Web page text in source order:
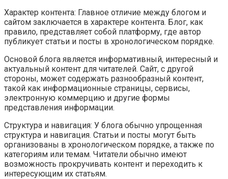
Характер контента: Главное отличие между блогом и
сайтом заключается в характере контента. Блог, как
правило, представляет собой платформу, где автор
публикует статьи и посты в хронологическом порядке.
Основой блога является информативный, интересный и
актуальный контент для читателей. Сайт, с другой
стороны, может содержать разнообразный контент,
такой как информационные страницы, сервисы,
электронную коммерцию и другие формы
представления информации.
Структура и навигация: У блога обычно упрощенная
структура и навигация. Статьи и посты могут быть
организованы в хронологическом порядке, а также по
категориям или темам. Читатели обычно имеют
возможность прокручивать контент и переходить к
интересующим их статьям.